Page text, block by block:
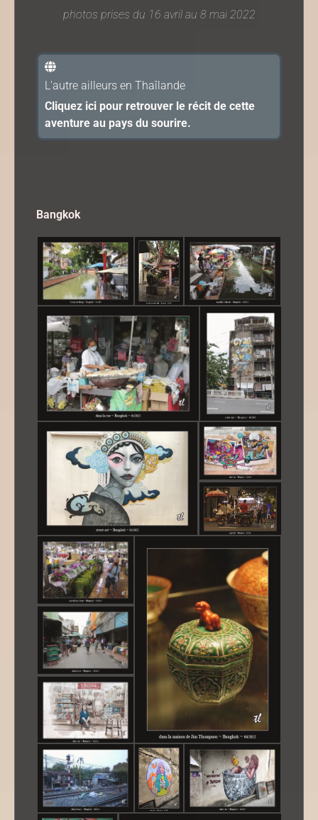
photos prises du 16 avril au 8 mai 2022
L'autre ailleurs en Thaîlande
Cliquez ici pour retrouver le récit de cette
aventure au pays du sourire.
Bangkok